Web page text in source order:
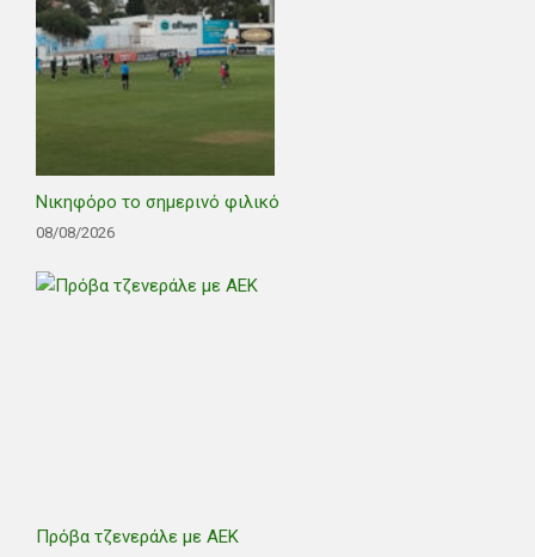
Νικηφόρο το σημερινό φιλικό
08/08/2026
Πρόβα τζενεράλε με ΑΕΚ